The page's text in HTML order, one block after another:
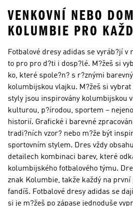
VENKOVNÍ NEBO
KOLUMBIE PRO
Fotbalové dresy adidas se vyráb?jí v
to pro pro d?ti i dosp?lé. M?žeš si
ko, které spole?n? s r?znými
kolumbijskou vlajku. M?žeš si vybrat
styly jsou inspirovány kolumbijskou
kulturou, p?írodou, sportem –
historií. Grafické i barevné
tradi?ních vzor? nebo m?že být
sportovním stylem. Dres vždy
detailech kombinaci barev, které
kolumbijského fotbalového týmu.
znak Kolumbie, takže každý na
fandíš. Fotbalové dresy adidas se
si je m?žeš po zápase jednoduše